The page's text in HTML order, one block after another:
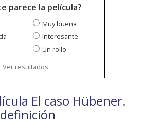
parece la película?
Muy buena
Interesante
Un rollo
Ver resultados
El caso Hübener.